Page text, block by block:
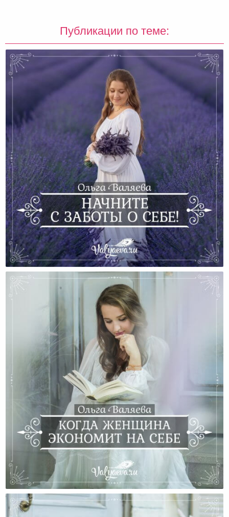
Публикации по теме:
Начните С Заботы О Себе!
Когда Женщина Экономит На Себе